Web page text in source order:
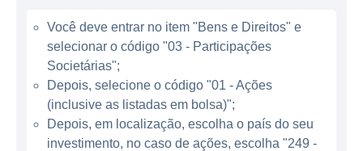
usinas a gás natural, carvão, energia nuclear
e renováveis, como solar e eólica. Essa
diversidade não só ajuda a atender a
demanda crescente por energia, mas
também apoia a transição em direção a
fontes de energia mais sustentáveis e
Você deve entrar no item "Bens e Direitos" e
selecionar o código "03 - Participações
Societárias";
Depois, selecione o código "01 - Ações
(inclusive as listadas em bolsa)";
Depois, em localização, escolha o país do seu
investimento, no caso de ações, escolha "249 -